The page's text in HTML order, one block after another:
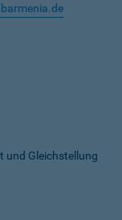
und Gleichstellung